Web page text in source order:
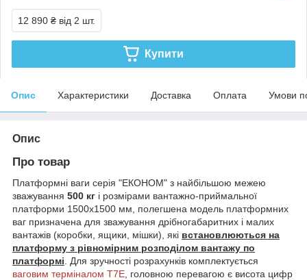
12 890 ₴ від 2 шт.
Купити
Опис Характеристики Доставка Оплата Умови
Опис
Про товар
Платформні ваги серія "ЕКОНОМ" з найбільшою межею
зважування 500 кг і розмірами вантажно-приймальної
платформи 1500х1500 мм, полегшена модель платформних
ваг призначена для зважування дрібногабаритних і малих
вантажів (коробки, ящики, мішки), які встановлюються на
платформу з рівномірним розподілом вантажу по
платформі . Для зручності розрахунків комплектується
ваговим терміналом T7E , головною перевагою є висота цифр